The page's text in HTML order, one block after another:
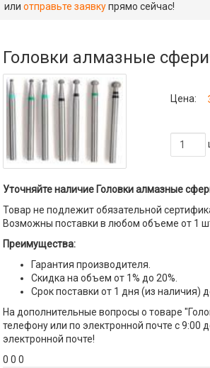
или отправьте заявкупрямо сейчас!
Головки алмазные
Цена:
Уточняйте наличие Головки алмазные
Товар не подлежит обязательной
Возможны поставки в любом объеме от 1
Преимущества:
Гарантия производителя.
Скидка на объем от 1% до 20%.
Срок поставки от 1 дня (из наличия)
На дополнительные вопросы о товаре
телефону или по электронной почте с 9:00
электронной почте!
0 0 0